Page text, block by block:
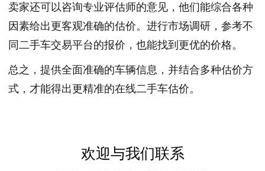
卖家还可以咨询专业评估师的意见，他们能综合各种
因素给出更客观准确的估价。进行市场调研，参考不
同二手车交易平台的报价，也能找到更优的价格。
总之，提供全面准确的车辆信息，并结合多种估价方
式，才能得出更精准的在线二手车估价。
欢迎与我们联系